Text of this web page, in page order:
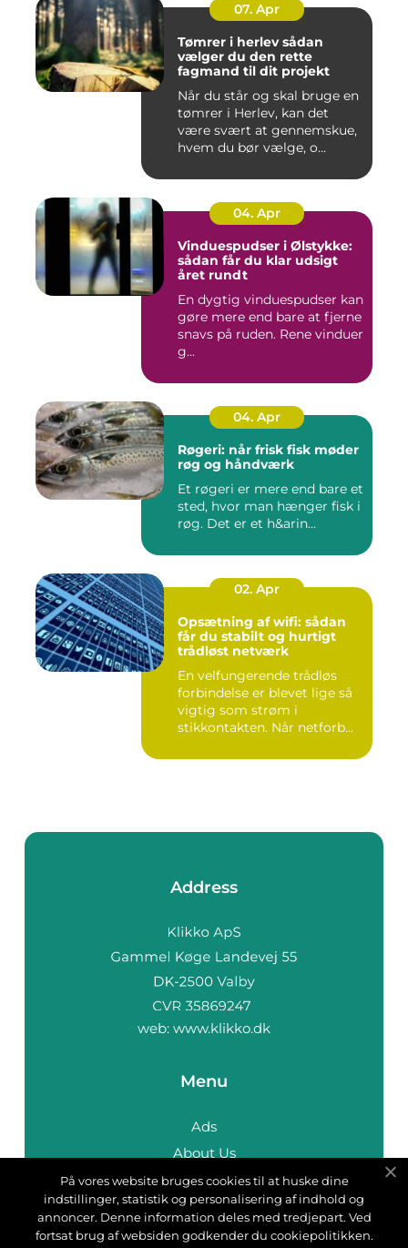
07. Apr
Tømrer i herlev sådan
vælger du den rette
fagmand til dit projekt
Når du står og skal bruge en
tømrer i Herlev, kan det
være svært at gennemskue,
hvem du bør vælge, o...
04. Apr
Vinduespudser i Ølstykke:
sådan får du klar udsigt
året rundt
En dygtig vinduespudser kan
gøre mere end bare at fjerne
snavs på ruden. Rene vinduer
g...
04. Apr
Røgeri: når frisk fisk møder
røg og håndværk
Et røgeri er mere end bare et
sted, hvor man hænger fisk i
røg. Det er et h&arin...
02. Apr
Opsætning af wifi: sådan
får du stabilt og hurtigt
trådløst netværk
En velfungerende trådløs
forbindelse er blevet lige så
vigtig som strøm i
stikkontakten. Når netforb...
Address
web: www.klikko.dk
Menu
Ads
About Us
Cookies
Contact
Sitemap
På vores website bruges cookies til at huske dine
indstillinger, statistik og personalisering af indhold og
annoncer. Denne information deles med tredjepart. Ved
fortsat brug af websiden godkender du cookiepolitikken.